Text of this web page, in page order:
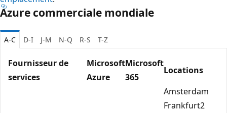
Azure commerciale mondiale
A-C D-I J-M N-Q R-S T-Z
Fournisseur de
services
Microsoft
Azure
Microsoft
365
Locations
Amsterdam
Frankfurt2